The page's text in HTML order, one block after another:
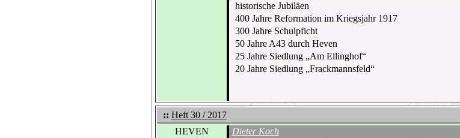
historische Jubiläen
400 Jahre Reformation im Kriegsjahr 1917
300 Jahre Schulpficht
50 Jahre A43 durch Heven
25 Jahre Siedlung „Am Ellinghof“
20 Jahre Siedlung „Frackmannsfeld“
:: Heft 30 / 2017
HEVEN
Dieter Koch